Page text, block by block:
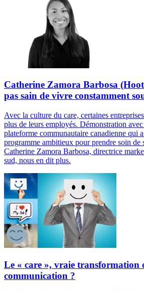
Catherine Zamora Barbosa
pas sain de vivre constamment
Avec la culture du care, certaines
plus de leurs employés. Démonstration
plateforme communautaire canadienne qui
programme ambitieux pour prendre soin de
Catherine Zamora Barbosa, directrice
sud, nous en dit plus.
Le « care », vraie transformation
communication ?